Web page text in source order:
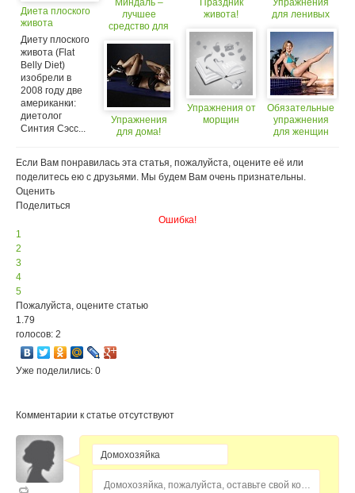
Диета плоского
живота
Диету плоского
живота (Flat
Belly Diet)
изобрели в
2008 году две
американки:
диетолог
Синтия Сэсс...
Миндаль –
лучшее
средство для
Упражнения
для дома!
Праздник
живота!
Упражнения от
морщин
Упражнения
для ленивых
Обязательные
упражнения
для женщин
Если Вам понравилась эта статья, пожалуйста, оцените её или
поделитесь ею с друзьями. Мы будем Вам очень признательны.
Оценить
Поделиться
Ошибка!
1
2
3
4
5
Пожалуйста, оцените статью
1.79
голосов: 2
Уже поделились: 0
Комментарии к статье отсутствуют
Домохозяйка, пожалуйста, оставьте свой комментарий...